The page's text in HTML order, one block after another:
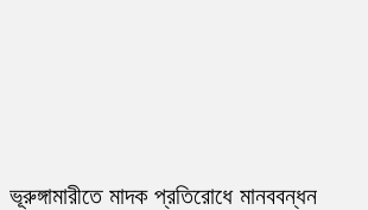
ভূরুঙ্গামারীতে মাদক প্রতিরোধে মানববন্ধন